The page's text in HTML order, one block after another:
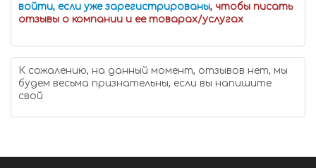
войти, если уже зарегистрированы, чтобы писать
отзывы о компании и ее товарах/услугах
К сожалению, на данный момент, отзывов нет, мы
будем весьма признательны, если вы напишите
свой